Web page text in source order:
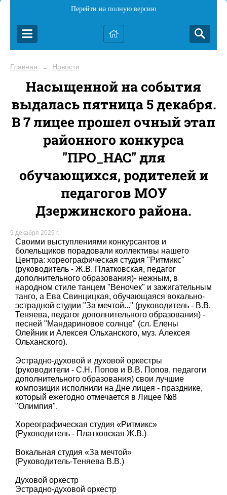
Перейти на полную версию
Главная → Новости
Насыщенной на события
выдалась пятница 5 декабря.
В 7 лицее прошел очный этап
районного конкурса
"ПРО_НАС" для
обучающихся, родителей и
педагогов МОУ
Дзержинского района.
9 декабря 2025 г.
Своими выступлениями конкурсантов и
болельщиков порадовали коллективы нашего
Центра: хореографическая студия "Ритмикс"
(руководитель - Ж.В. Платковская, педагог
дополнительного образования)- нежным, в
народном стиле танцем "Веночек" и зажигательным
танго, а Ева Свинцицкая, обучающаяся вокально-
эстрадной студии "За мечтой..." (руководитель - В.В.
Теняева, педагог дополнительного образования) -
песней "Мандариновое солнце" (сл. Елены
Олейник и Алексея Ольханского, муз. Алексея
Ольханского).
Эстрадно-духовой и духовой оркестры
(руководители - С.Н. Попов и В.В. Попов, педагоги
дополнительного образования) свои лучшие
композиции исполнили на Дне лицея - празднике,
который ежегодно отмечается в Лицее №8
"Олимпия".
Хореографическая студия «Ритмикс»
(Руководитель - Платковская Ж.В.)
Вокальная студия «За мечтой»
(Руководитель-Теняева В.В.)
Духовой оркестр
Эстрадно-духовой оркестр